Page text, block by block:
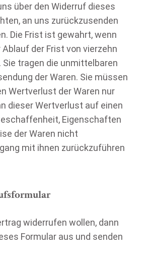
über den Widerruf dieses
an uns zurückzusenden
Die Frist ist gewahrt, wenn
Ablauf der Frist von vierzehn
Sie tragen die unmittelbaren
der Waren. Sie müssen
Wertverlust der Waren nur
dieser Wertverlust auf einen
Eigenschaften
der Waren nicht
mit ihnen zurückzuführen
widerrufen wollen, dann
Formular aus und senden